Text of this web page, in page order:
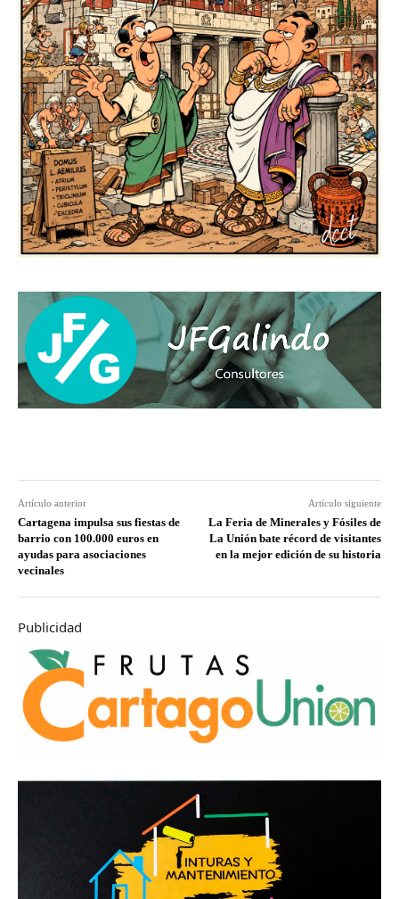
Artículo anterior
Cartagena impulsa sus fiestas de
barrio con 100.000 euros en
ayudas para asociaciones
vecinales
Artículo siguiente
La Feria de Minerales y Fósiles de
La Unión bate récord de visitantes
en la mejor edición de su historia
Publicidad